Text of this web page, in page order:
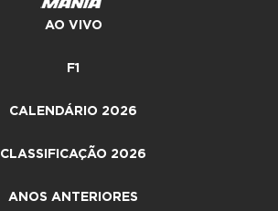
AO VIVO
F1
CALENDÁRIO 2026
CLASSIFICAÇÃO 2026
ANOS ANTERIORES